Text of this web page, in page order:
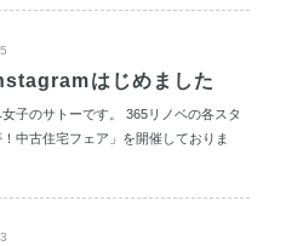
はじめました
子のサトーです。 365リノベの各スタ
中古住宅フェア」を開催しておりま